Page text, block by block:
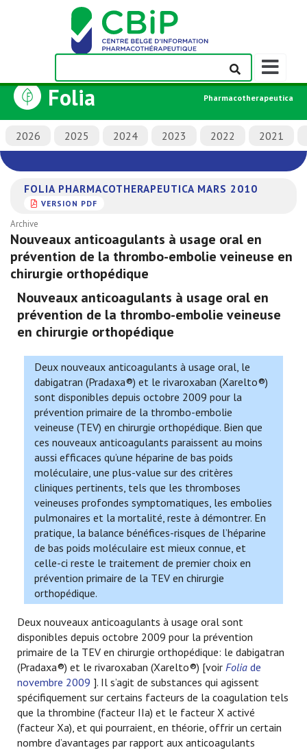
Afficher/
la
de
navigation
Folia Pharmacotherapeutica
2026 2025 2024 2023 2022 2021
FOLIA PHARMACOTHERAPEUTICA MARS 2010
VERSION PDF
Archive
Nouveaux anticoagulants à usage oral en
prévention de la thrombo-embolie veineuse en
chirurgie orthopédique
Nouveaux anticoagulants à usage oral en
prévention de la thrombo-embolie veineuse
en chirurgie orthopédique
Deux nouveaux anticoagulants à usage oral, le
dabigatran (Pradaxa®) et le rivaroxaban (Xarelto®)
sont disponibles depuis octobre 2009 pour la
prévention primaire de la thrombo-embolie
veineuse (TEV) en chirurgie orthopédique. Bien que
ces nouveaux anticoagulants paraissent au moins
aussi efficaces qu’une héparine de bas poids
moléculaire, une plus-value sur des critères
cliniques pertinents, tels que les thromboses
veineuses profondes symptomatiques, les embolies
pulmonaires et la mortalité, reste à démontrer. En
pratique, la balance bénéfices-risques de l’héparine
de bas poids moléculaire est mieux connue, et
celle-ci reste le traitement de premier choix en
prévention primaire de la TEV en chirurgie
orthopédique.
Deux nouveaux anticoagulants à usage oral sont
disponibles depuis octobre 2009 pour la prévention
primaire de la TEV en chirurgie orthopédique: le dabigatran
(Pradaxa®) et le rivaroxaban (Xarelto®) [voir Folia de
novembre 2009 ]. Il s’agit de substances qui agissent
spécifiquement sur certains facteurs de la coagulation tels
que la thrombine (facteur IIa) et le facteur X activé
(facteur Xa), et qui pourraient, en théorie, offrir un certain
nombre d’avantages par rapport aux anticoagulants